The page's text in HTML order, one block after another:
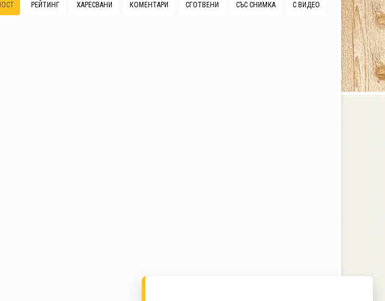
РЕЙТИНГ ХАРЕСВАНИ КОМЕНТАРИ СГОТВЕНИ СЪС СНИМКА С ВИДЕО